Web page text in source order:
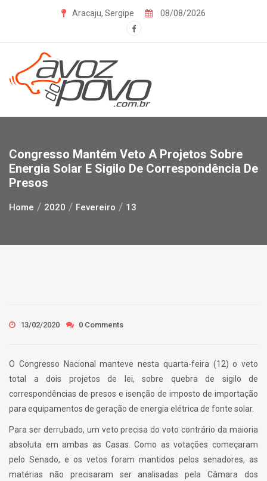
Aracaju, Sergipe 08/08/2026
Congresso Mantém Veto A Projetos Sobre
Energia Solar E Sigilo De Correspondência De
Presos
Home 2020 Fevereiro 13
13/02/2020 0 Comments
O Congresso Nacional manteve nesta quarta-feira (12) o veto
total a dois projetos de lei, sobre quebra de sigilo de
correspondências de presos e isenção de imposto de importação
para equipamentos de geração de energia elétrica de fonte solar.
Para ser derrubado, um veto precisa do voto contrário da maioria
absoluta em ambas as Casas. Como as votações começaram
pelo Senado, e os vetos foram mantidos pelos senadores, as
matérias não precisaram ser analisadas pela Câmara dos